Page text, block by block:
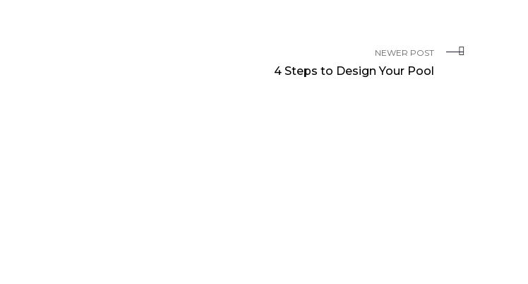
NEWER POST
4 Steps to Design Your Pool